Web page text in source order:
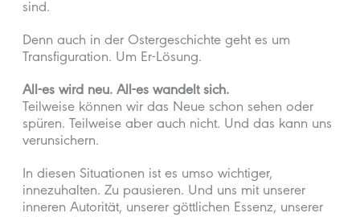
sind.
Denn auch in der Ostergeschichte geht es um
Transfiguration. Um Er-Lösung.
All-es wird neu. All-es wandelt sich.
Teilweise können wir das Neue schon sehen oder
spüren. Teilweise aber auch nicht. Und das kann uns
verunsichern.
In diesen Situationen ist es umso wichtiger,
innezuhalten. Zu pausieren. Und uns mit unserer
inneren Autorität, unserer göttlichen Essenz, unserer